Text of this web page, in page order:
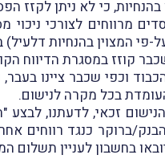
מרווחים לצורכי
פי המצוין בהנחיות
קוזז במסגרת הדיווח
וכפי שכבר ציינו
בכל מקרה לנישום.
זכאי, לדעתנו,
ברוקר כנגד רווחים
בחשבון לעניין תשלום